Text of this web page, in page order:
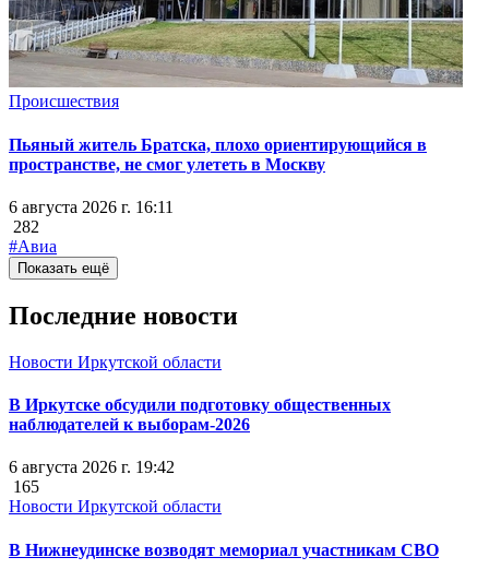
Происшествия
Пьяный житель Братска, плохо ориентирующийся в
пространстве, не смог улететь в Москву
6 августа 2026 г. 16:11
282
#Авиа
Показать ещё
Последние новости
Новости Иркутской области
В Иркутске обсудили подготовку общественных
наблюдателей к выборам-2026
6 августа 2026 г. 19:42
165
Новости Иркутской области
В Нижнеудинске возводят мемориал участникам СВО